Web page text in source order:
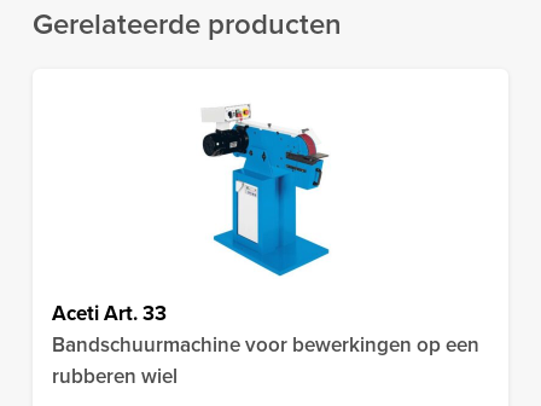
Gerelateerde producten
Aceti Art. 33
Bandschuurmachine voor bewerkingen op een
rubberen wiel